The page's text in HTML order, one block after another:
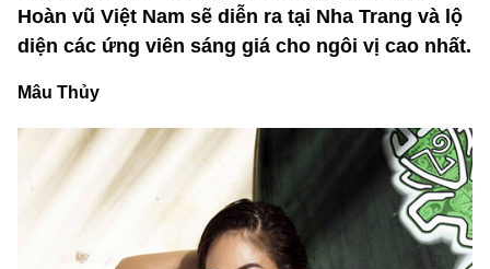
Hoàn vũ Việt Nam sẽ diễn ra tại Nha Trang và lộ
diện các ứng viên sáng giá cho ngôi vị cao nhất.
Mâu Thủy